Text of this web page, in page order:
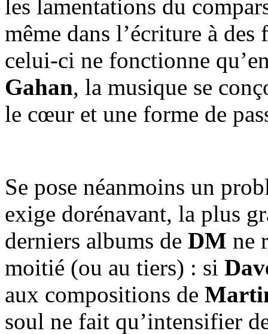
les lamentations du
même dans l’écriture à
celui-ci ne fonctionne
Gahan, la musique se
le cœur et une forme de
Se pose néanmoins un
exige dorénavant, la plus
derniers albums de DM ne
moitié (ou au tiers) : si
aux compositions de
soul ne fait qu’intensifier